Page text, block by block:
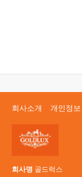
회사소개 개인정보
회사명 골드럭스